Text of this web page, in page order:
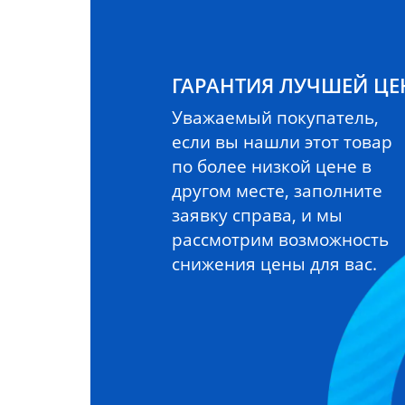
ГАРАНТИЯ ЛУЧШЕЙ
Уважаемый покупатель,
если вы нашли этот товар
по более низкой цене в
другом месте, заполните
заявку справа, и мы
рассмотрим возможность
снижения цены для вас.